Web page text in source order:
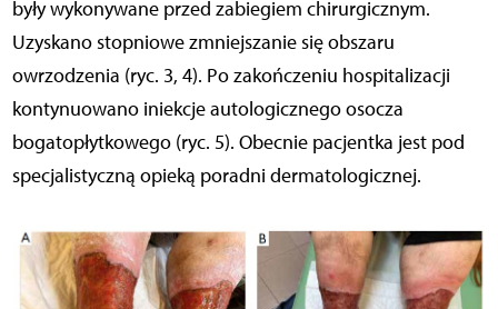
były wykonywane przed zabiegiem chirurgicznym.
Uzyskano stopniowe zmniejszanie się obszaru
owrzodzenia (ryc. 3, 4). Po zakończeniu hospitalizacji
kontynuowano iniekcje autologicznego osocza
bogatopłytkowego (ryc. 5). Obecnie pacjentka jest pod
specjalistyczną opieką poradni dermatologicznej.